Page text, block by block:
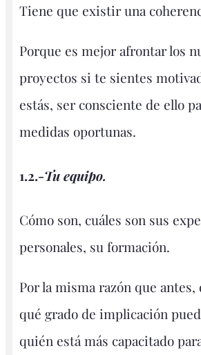
Tiene que existir una
Porque es mejor afrontar los
proyectos si te sientes
estás, ser consciente de ello
medidas oportunas.
1.2.-Tu equipo.
Cómo son, cuáles son sus
personales, su formación.
Por la misma razón que antes,
qué grado de implicación
quién está más capacitado